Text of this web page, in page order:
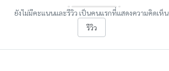
ยังไม่มีคะแนนและรีวิว เป็นคนแรกที่แสดงความคิดเห็น
รีวิว